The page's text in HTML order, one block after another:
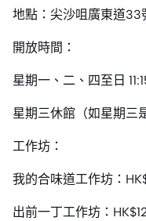
地點：尖沙咀廣東道
開放時間：
星期一、二、四至日
星期三休館（如星期三
工作坊：
我的合味道工作坊：
出前一丁工作坊：